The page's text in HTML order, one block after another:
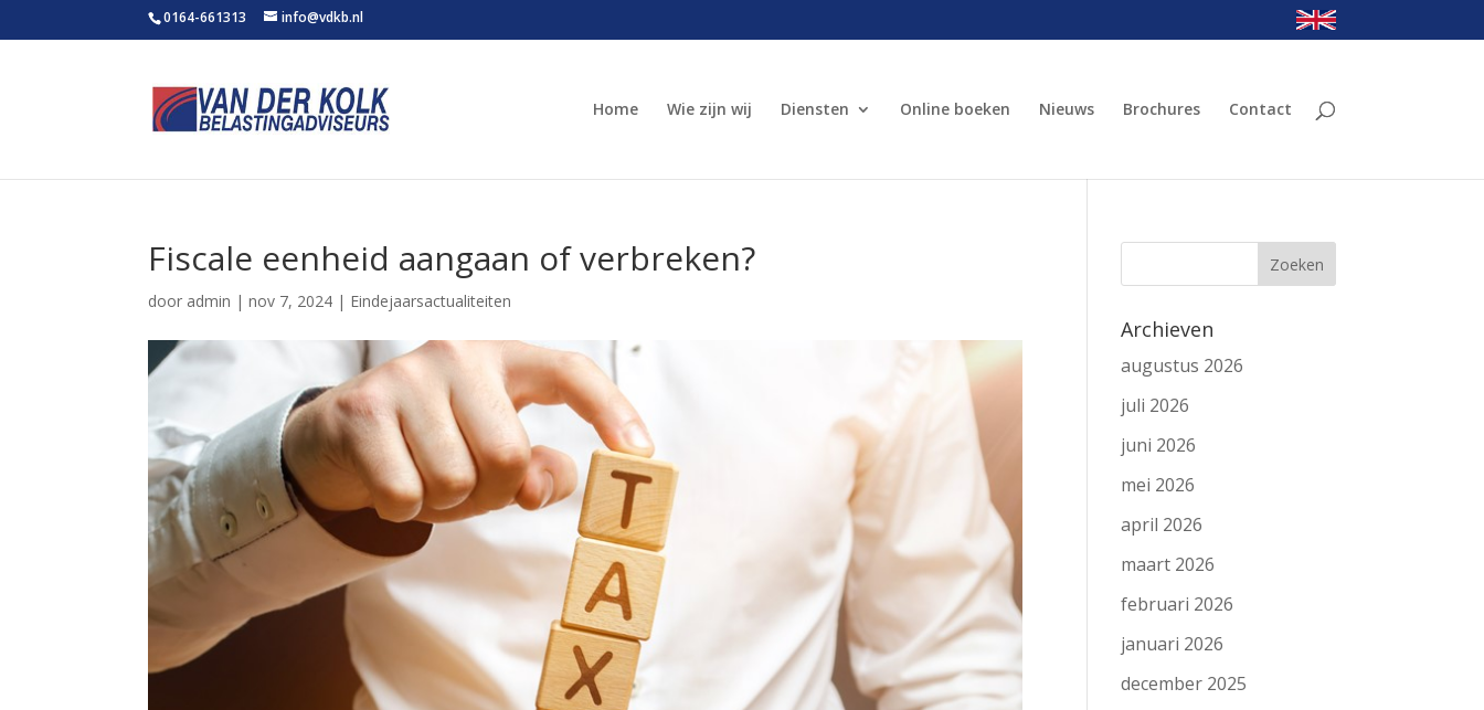
0164-661313 info@vdkb.nl
Home Wie zijn wij Diensten Online boeken Nieuws Brochures Contact
Fiscale eenheid aangaan of verbreken?
door admin |nov 7, 2024 | Eindejaarsactualiteiten
Archieven
augustus 2026
juli 2026
juni 2026
mei 2026
april 2026
maart 2026
februari 2026
januari 2026
december 2025